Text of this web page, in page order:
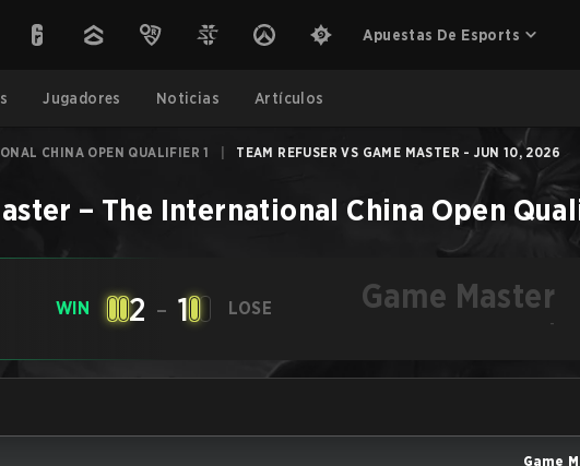
Apuestas De Esports
Jugadores Noticias Artículos
CHINA OPEN QUALIFIER 1 TEAM REFUSER VS GAME MASTER - JUN 10, 2026
– The International China Open
WIN 2 - 1 LOSE Game Master
-
Game